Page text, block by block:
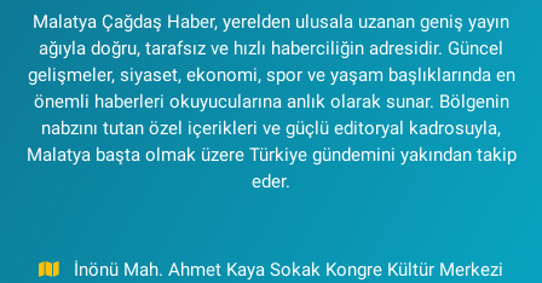
Malatya Çağdaş Haber, yerelden ulusala uzanan geniş yayın
ağıyla doğru, tarafsız ve hızlı haberciliğin adresidir. Güncel
gelişmeler, siyaset, ekonomi, spor ve yaşam başlıklarında en
önemli haberleri okuyucularına anlık olarak sunar. Bölgenin
nabzını tutan özel içerikleri ve güçlü editoryal kadrosuyla,
Malatya başta olmak üzere Türkiye gündemini yakından takip
eder.
İnönü Mah. Ahmet Kaya Sokak Kongre Kültür Merkezi